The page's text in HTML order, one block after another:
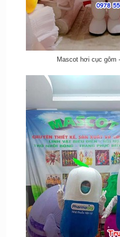
Mascot hơi cục gôm